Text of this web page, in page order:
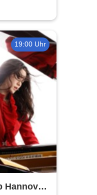
19:00 Uhr
Hannover